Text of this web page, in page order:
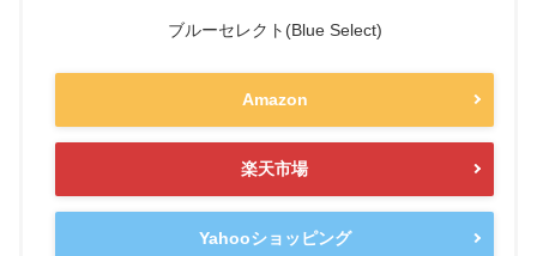
ブルーセレクト(Blue Select)
Amazon
楽天市場
Yahooショッピング